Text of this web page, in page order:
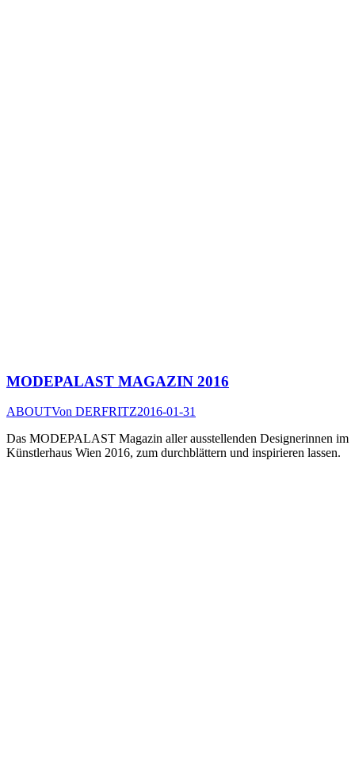
MODEPALAST MAGAZIN 2016
ABOUTVon DERFRITZ2016-01-31
Das MODEPALAST Magazin aller ausstellenden Designerinnen im
Künstlerhaus Wien 2016, zum durchblättern und inspirieren lassen.